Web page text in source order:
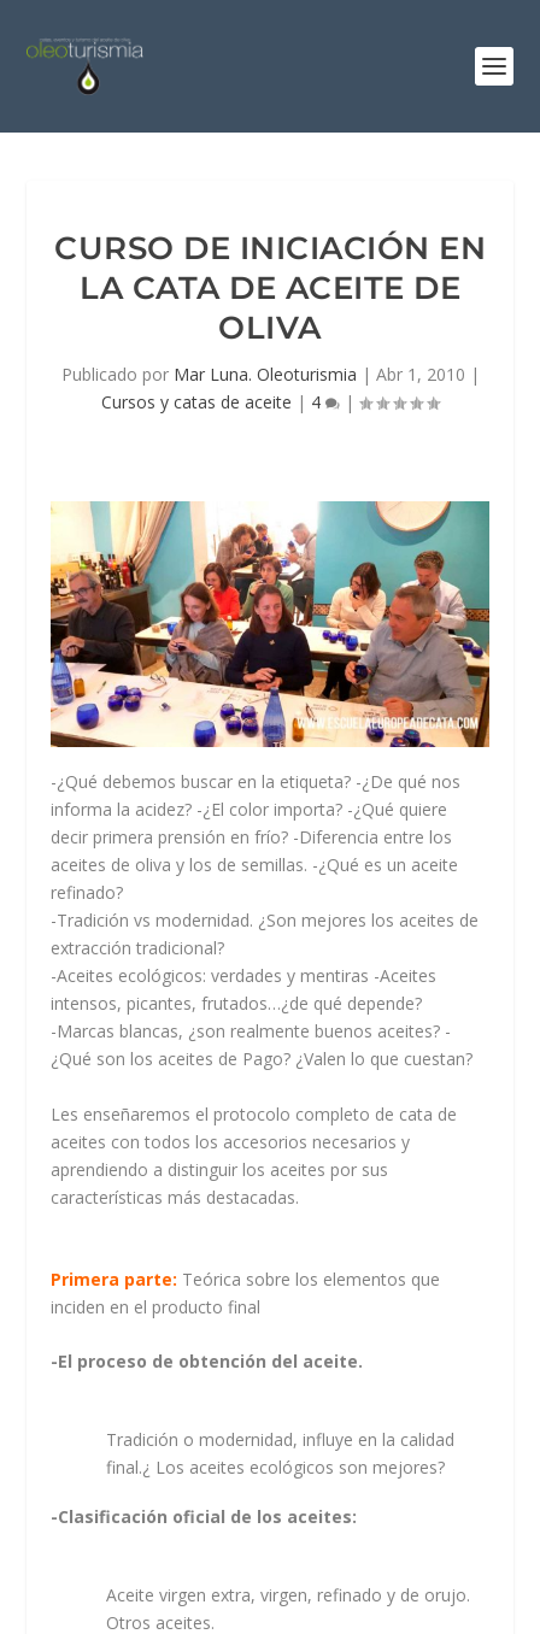
CURSO DE INICIACIÓN EN
LA CATA DE ACEITE DE
OLIVA
Publicado por Mar Luna. Oleoturismia | Abr 1, 2010 |
Cursos y catas de aceite | 4 |
-¿Qué debemos buscar en la etiqueta? -¿De qué nos
informa la acidez? -¿El color importa? -¿Qué quiere
decir primera prensión en frío? -Diferencia entre los
aceites de oliva y los de semillas. -¿Qué es un aceite
refinado?
-Tradición vs modernidad. ¿Son mejores los aceites de
extracción tradicional?
-Aceites ecológicos: verdades y mentiras -Aceites
intensos, picantes, frutados…¿de qué depende?
-Marcas blancas, ¿son realmente buenos aceites? -
¿Qué son los aceites de Pago? ¿Valen lo que cuestan?
Les enseñaremos el protocolo completo de cata de
aceites con todos los accesorios necesarios y
aprendiendo a distinguir los aceites por sus
características más destacadas.
Primera parte: Teórica sobre los elementos que
inciden en el producto final
-El proceso de obtención del aceite.
Tradición o modernidad, influye en la calidad
final.¿ Los aceites ecológicos son mejores?
-Clasificación oficial de los aceites:
Aceite virgen extra, virgen, refinado y de orujo.
Otros aceites.